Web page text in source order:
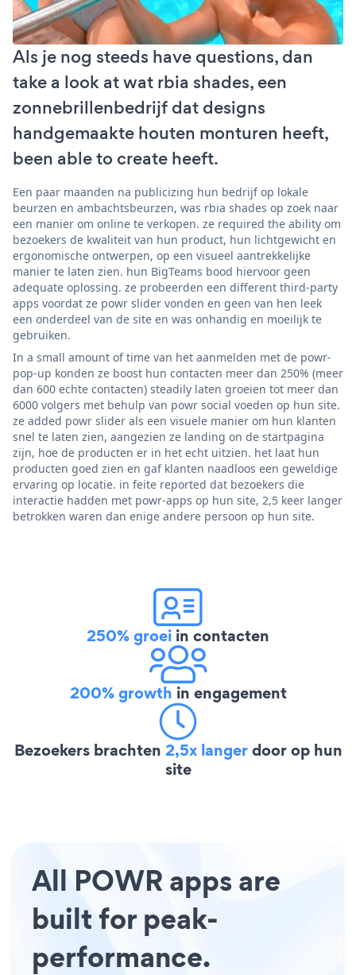
Als je nog steeds have questions, dan
take a look at wat rbia shades, een
zonnebrillenbedrijf dat designs
handgemaakte houten monturen heeft,
been able to create heeft.
Een paar maanden na publicizing hun bedrijf op lokale
beurzen en ambachtsbeurzen, was rbia shades op zoek naar
een manier om online te verkopen. ze required the ability om
bezoekers de kwaliteit van hun product, hun lichtgewicht en
ergonomische ontwerpen, op een visueel aantrekkelijke
manier te laten zien. hun BigTeams bood hiervoor geen
adequate oplossing. ze probeerden een different third-party
apps voordat ze powr slider vonden en geen van hen leek
een onderdeel van de site en was onhandig en moeilijk te
gebruiken.
In a small amount of time van het aanmelden met de powr-
pop-up konden ze boost hun contacten meer dan 250% (meer
dan 600 echte contacten) steadily laten groeien tot meer dan
6000 volgers met behulp van powr social voeden op hun site.
ze added powr slider als een visuele manier om hun klanten
snel te laten zien, aangezien ze landing on de startpagina
zijn, hoe de producten er in het echt uitzien. het laat hun
producten goed zien en gaf klanten naadloos een geweldige
ervaring op locatie. in feite reported dat bezoekers die
interactie hadden met powr-apps op hun site, 2,5 keer langer
betrokken waren dan enige andere persoon op hun site.
250% groei in contacten
200% growth in engagement
Bezoekers brachten 2,5x langerdoor op hun
site
All POWR apps are
built for peak-
performance.